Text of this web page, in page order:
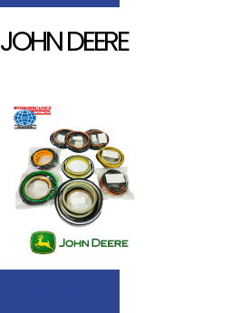
JOHN DEERE